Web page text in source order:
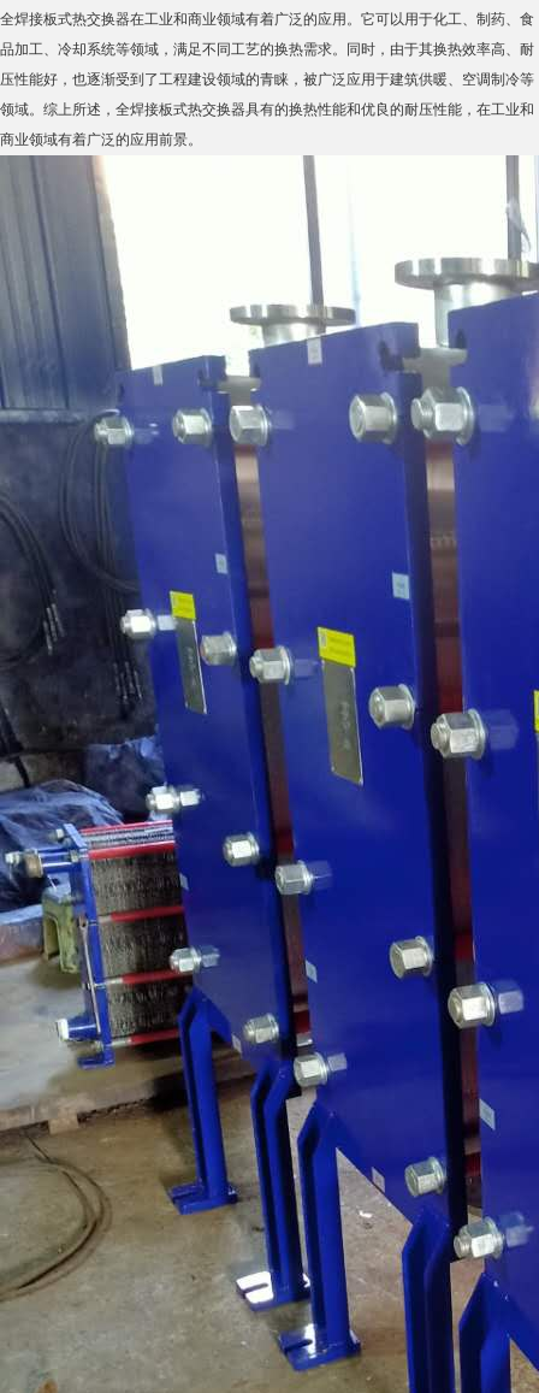
全焊接板式热交换器在工业和商业领域有着广泛的应用。它可以用于化工、制药、食
品加工、冷却系统等领域，满足不同工艺的换热需求。同时，由于其换热效率高、耐
压性能好，也逐渐受到了工程建设领域的青睐，被广泛应用于建筑供暖、空调制冷等
领域。综上所述，全焊接板式热交换器具有的换热性能和优良的耐压性能，在工业和
商业领域有着广泛的应用前景。